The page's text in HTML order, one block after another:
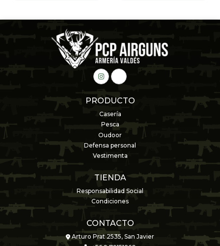
PRODUCTO
Casería
Pesca
Oudoor
Defensa personal
Vestimenta
TIENDA
Responsabilidad Social
Condiciones
CONTACTO
Arturo Prat 2535, San Javier